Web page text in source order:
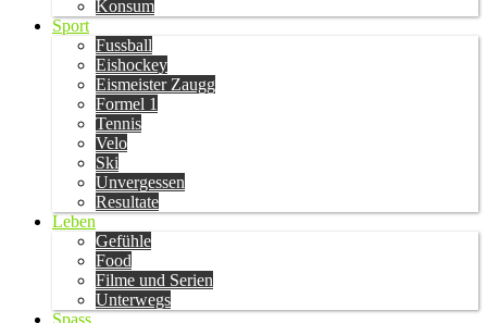
Konsum
Sport
Fussball
Eishockey
Eismeister Zaugg
Formel 1
Tennis
Velo
Ski
Unvergessen
Resultate
Leben
Gefühle
Food
Filme und Serien
Unterwegs
Spass